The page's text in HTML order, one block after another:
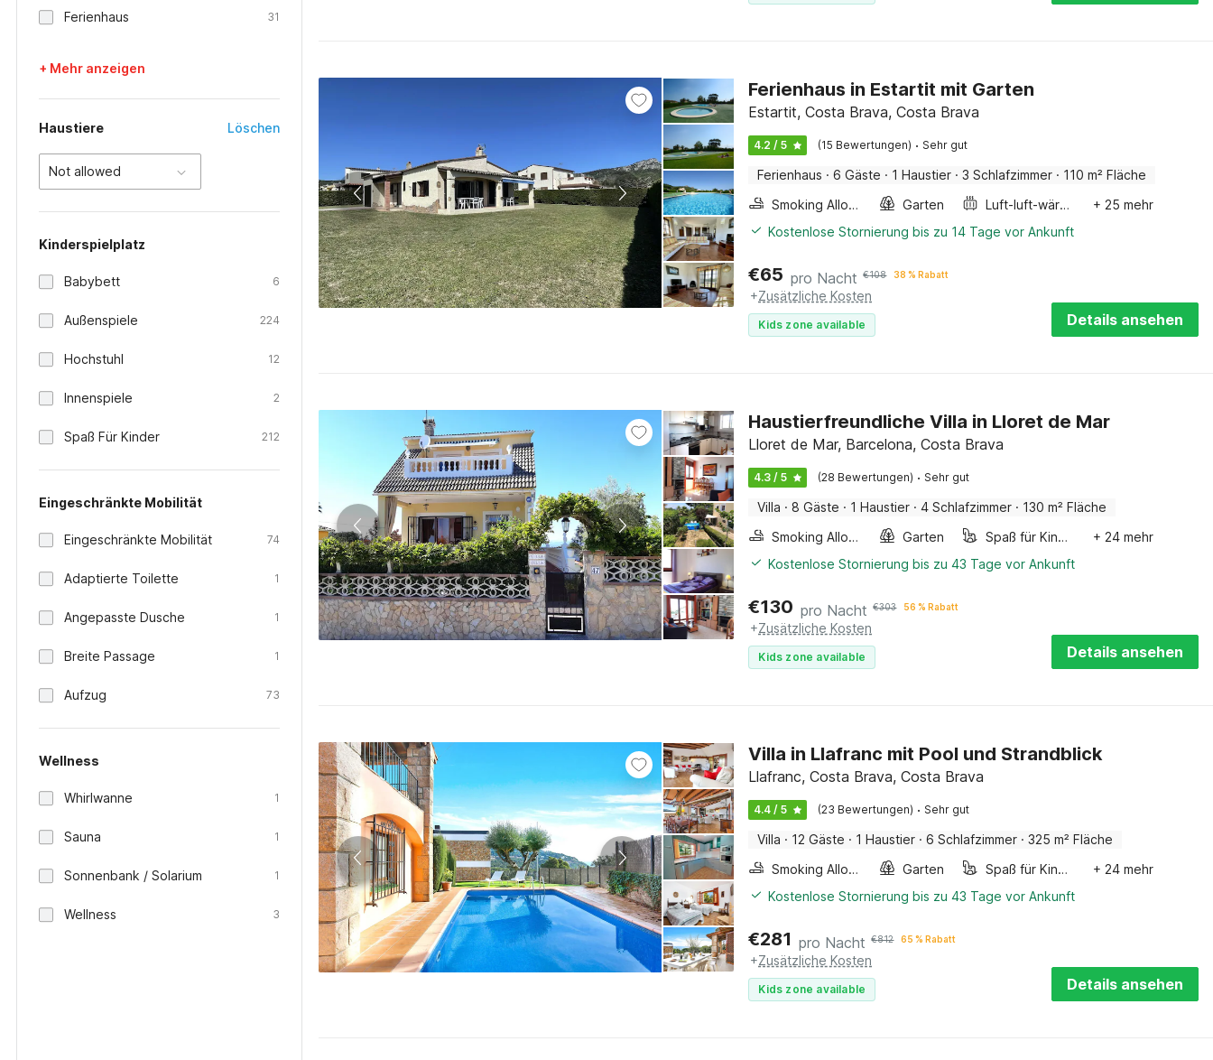
Ferienhaus 31
+ Mehr anzeigen
Haustiere Löschen
Not allowed
Kinderspielplatz
Babybett 6
Außenspiele 224
Hochstuhl 12
Innenspiele 2
Spaß Für Kinder 212
Eingeschränkte Mobilität
Eingeschränkte Mobilität 74
Adaptierte Toilette 1
Angepasste Dusche 1
Breite Passage 1
Aufzug 73
Wellness
Whirlwanne 1
Sauna 1
Sonnenbank / Solarium 1
Wellness 3
Ferienhaus in Estartit mit Garten
Estartit, Costa Brava, Costa Brava
4.2 / 5 (15 Bewertungen) · Sehr gut
Ferienhaus · 6 Gäste · 1 Haustier · 3 Schlafzimmer · 110 m² Fläche
Smoking Allowed
Garten Luft-luft-wärmepumpe
+ 25 mehr
Kostenlose Stornierung bis zu 14 Tage vor Ankunft
€65 pro Nacht €108 38 % Rabatt
+Zusätzliche Kosten
Kids zone available Details ansehen
Haustierfreundliche Villa in Lloret de Mar
Lloret de Mar, Barcelona, Costa Brava
4.3 / 5 (28 Bewertungen) · Sehr gut
Villa · 8 Gäste · 1 Haustier · 4 Schlafzimmer · 130 m² Fläche
Smoking Allowed
Garten Spaß für Kinder
+ 24 mehr
Kostenlose Stornierung bis zu 43 Tage vor Ankunft
€130 pro Nacht €303 56 % Rabatt
+Zusätzliche Kosten
Kids zone available Details ansehen
Villa in Llafranc mit Pool und Strandblick
Llafranc, Costa Brava, Costa Brava
4.4 / 5 (23 Bewertungen) · Sehr gut
Villa · 12 Gäste · 1 Haustier · 6 Schlafzimmer · 325 m² Fläche
Smoking Allowed
Garten Spaß für Kinder
+ 24 mehr
Kostenlose Stornierung bis zu 43 Tage vor Ankunft
€281 pro Nacht €812 65 % Rabatt
+Zusätzliche Kosten
Kids zone available Details ansehen